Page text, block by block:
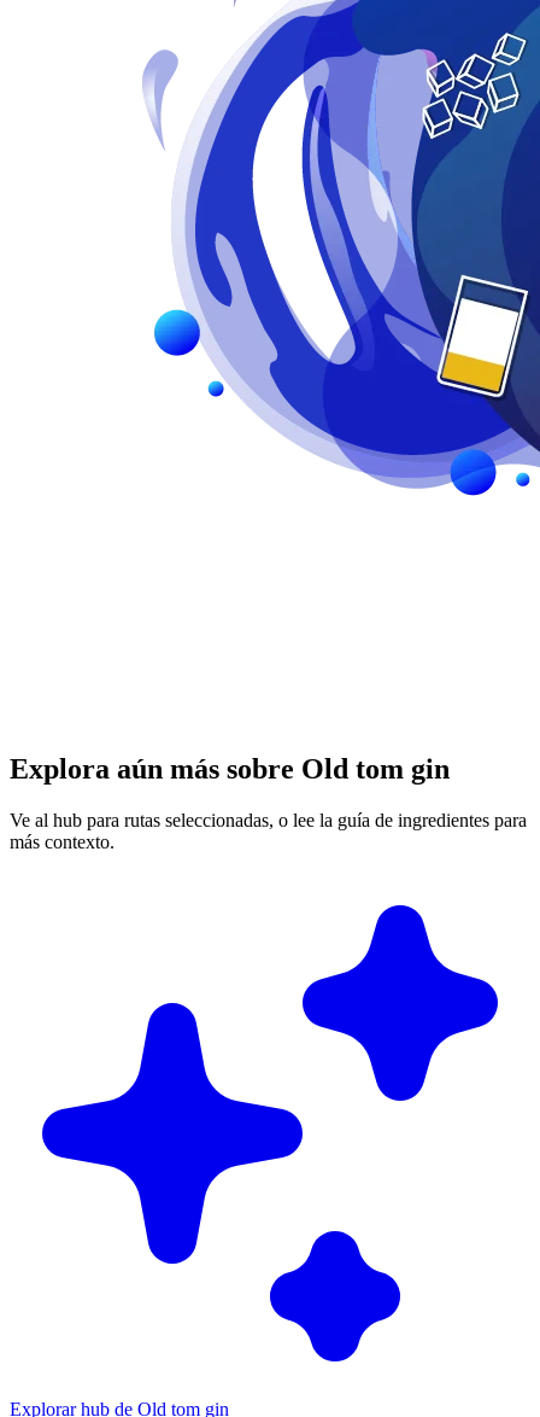
Explora aún más sobre Old tom gin
Ve al hub para rutas seleccionadas, o lee la guía de ingredientes para
más contexto.
Explorar hub de Old tom gin